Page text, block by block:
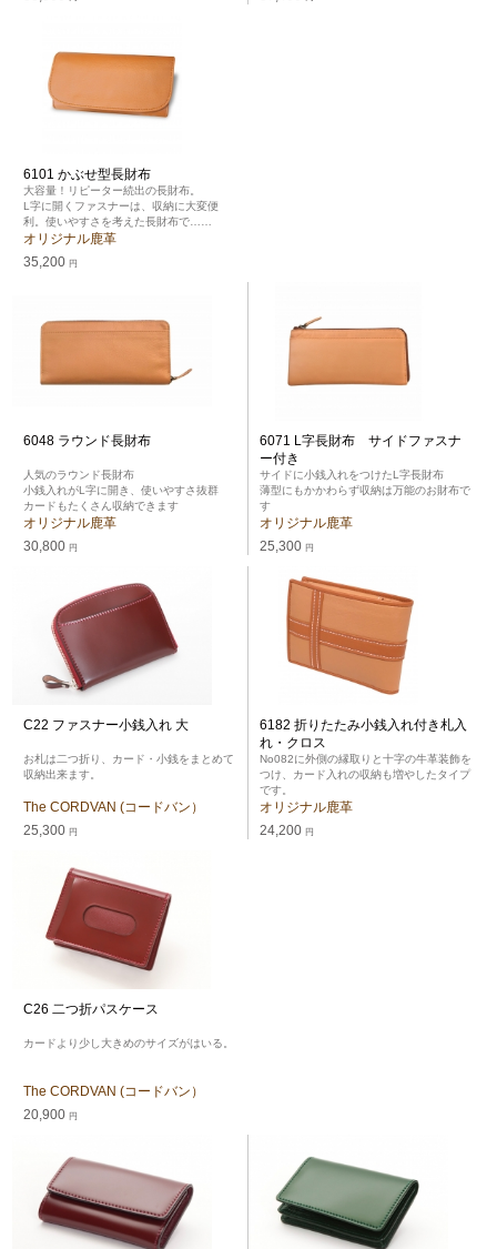
6101 かぶせ型長財布
大容量！リピーター続出の長財布。
L字に開くファスナーは、収納に大変便
利。使いやすさを考えた長財布で……
オリジナル鹿革
35,200 円
6048 ラウンド長財布
人気のラウンド長財布
小銭入れがL字に開き、使いやすさ抜群
カードもたくさん収納できます
オリジナル鹿革
30,800 円
6071 L字長財布 サイドファスナ
ー付き
サイドに小銭入れをつけたL字長財布
薄型にもかかわらず収納は万能のお財布で
す
オリジナル鹿革
25,300 円
C22 ファスナー小銭入れ 大
お札は二つ折り、カード・小銭をまとめて
収納出来ます。
The CORDVAN (コードバン）
25,300 円
6182 折りたたみ小銭入れ付き札入
れ・クロス
No082に外側の縁取りと十字の牛革装飾を
つけ、カード入れの収納も増やしたタイプ
です。
オリジナル鹿革
24,200 円
C26 二つ折パスケース
カードより少し大きめのサイズがはいる。
The CORDVAN (コードバン）
20,900 円